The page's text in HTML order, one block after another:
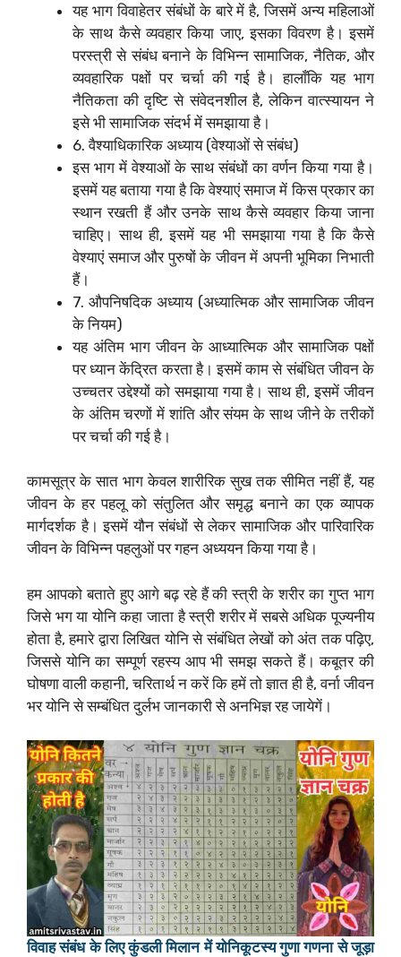
यह भाग विवाहेतर संबंधों के बारे में है, जिसमें अन्य महिलाओं
के साथ कैसे व्यवहार किया जाए, इसका विवरण है। इसमें
परस्त्री से संबंध बनाने के विभिन्न सामाजिक, नैतिक, और
व्यवहारिक पक्षों पर चर्चा की गई है। हालाँकि यह भाग
नैतिकता की दृष्टि से संवेदनशील है, लेकिन वात्स्यायन ने
इसे भी सामाजिक संदर्भ में समझाया है।
6. वैश्याधिकारिक अध्याय (वेश्याओं से संबंध)
इस भाग में वेश्याओं के साथ संबंधों का वर्णन किया गया है।
इसमें यह बताया गया है कि वेश्याएं समाज में किस प्रकार का
स्थान रखती हैं और उनके साथ कैसे व्यवहार किया जाना
चाहिए। साथ ही, इसमें यह भी समझाया गया है कि कैसे
वेश्याएं समाज और पुरुषों के जीवन में अपनी भूमिका निभाती
हैं।
7. औपनिषदिक अध्याय (अध्यात्मिक और सामाजिक जीवन
के नियम)
यह अंतिम भाग जीवन के आध्यात्मिक और सामाजिक पक्षों
पर ध्यान केंद्रित करता है। इसमें काम से संबंधित जीवन के
उच्चतर उद्देश्यों को समझाया गया है। साथ ही, इसमें जीवन
के अंतिम चरणों में शांति और संयम के साथ जीने के तरीकों
पर चर्चा की गई है।
कामसूत्र के सात भाग केवल शारीरिक सुख तक सीमित नहीं हैं, यह
जीवन के हर पहलू को संतुलित और समृद्ध बनाने का एक व्यापक
मार्गदर्शक है। इसमें यौन संबंधों से लेकर सामाजिक और पारिवारिक
जीवन के विभिन्न पहलुओं पर गहन अध्ययन किया गया है।
हम आपको बताते हुए आगे बढ़ रहे हैं की स्त्री के शरीर का गुप्त भाग
जिसे भग या योनि कहा जाता है स्त्री शरीर में सबसे अधिक पूज्यनीय
होता है, हमारे द्वारा लिखित योनि से संबंधित लेखों को अंत तक पढ़िए,
जिससे योनि का सम्पूर्ण रहस्य आप भी समझ सकते हैं। कबूतर की
घोषणा वाली कहानी, चरितार्थ न करें कि हमें तो ज्ञात ही है, वर्ना जीवन
भर योनि से सम्बंधित दुर्लभ जानकारी से अनभिज्ञ रह जायेगें।
विवाह संबंध के लिए कुंडली मिलान में योनिकूटस्य गुणा गणना से जूड़ा